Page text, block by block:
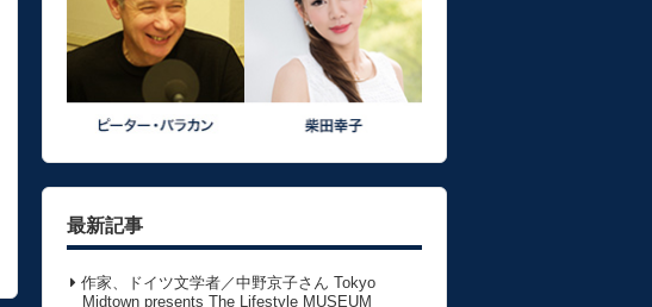
最新記事
作家、ドイツ文学者／中野京子さん Tokyo
Midtown presents The Lifestyle MUSEUM